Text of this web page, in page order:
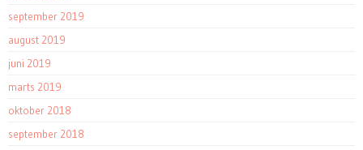
september 2019
august 2019
juni 2019
marts 2019
oktober 2018
september 2018